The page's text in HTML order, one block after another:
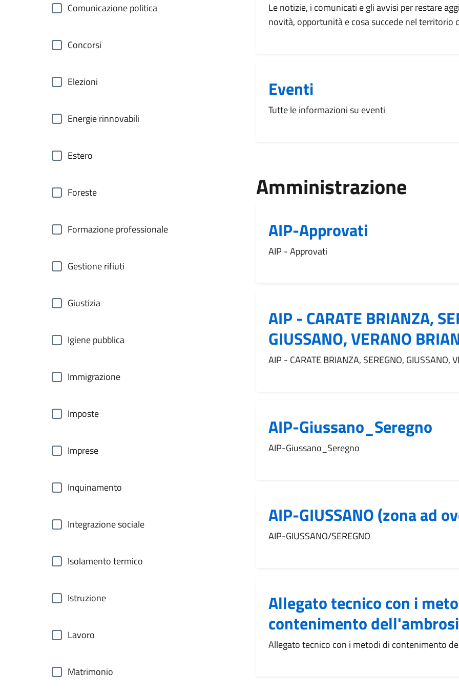
Comunicazione politica
Concorsi
Elezioni
Energie rinnovabili
Estero
Foreste
Formazione professionale
Gestione rifiuti
Giustizia
Igiene pubblica
Immigrazione
Imposte
Imprese
Inquinamento
Integrazione sociale
Isolamento termico
Istruzione
Lavoro
Matrimonio
Le notizie, i comunicati e gli avvisi per restare
novità, opportunità e cosa succede nel territorio
Eventi
Tutte le informazioni su eventi
Amministrazione
AIP-Approvati
AIP - Approvati
AIP - CARATE BRIANZA,
GIUSSANO, VERANO
AIP - CARATE BRIANZA, SEREGNO, GIUSSANO,
AIP-Giussano_Seregno
AIP-Giussano_Seregno
AIP-GIUSSANO (zona ad
AIP-GIUSSANO/SEREGNO
Allegato tecnico con i
contenimento
Allegato tecnico con i metodi di contenimento